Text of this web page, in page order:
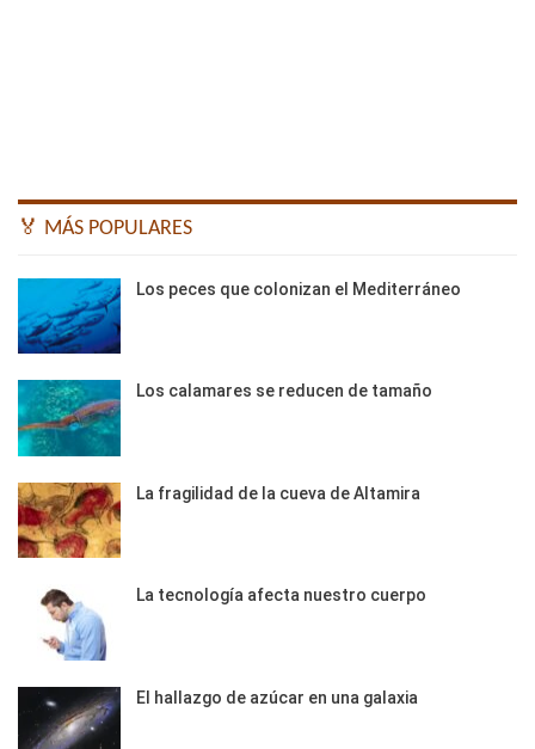
🏅 MÁS POPULARES
Los peces que colonizan el Mediterráneo
Los calamares se reducen de tamaño
La fragilidad de la cueva de Altamira
La tecnología afecta nuestro cuerpo
El hallazgo de azúcar en una galaxia